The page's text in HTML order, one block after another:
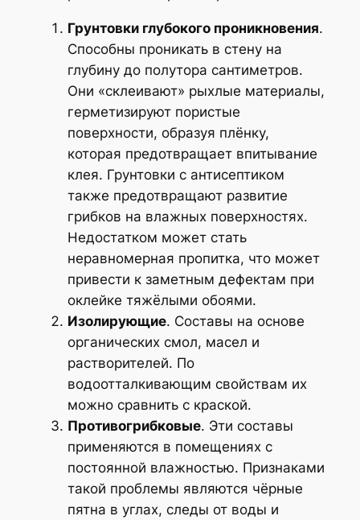
Грунтовки глубокого проникновения.
Способны проникать в стену на
глубину до полутора сантиметров.
Они «склеивают» рыхлые материалы,
герметизируют пористые
поверхности, образуя плёнку,
которая предотвращает впитывание
клея. Грунтовки с антисептиком
также предотвращают развитие
грибков на влажных поверхностях.
Недостатком может стать
неравномерная пропитка, что может
привести к заметным дефектам при
оклейке тяжёлыми обоями.
Изолирующие. Составы на основе
органических смол, масел и
растворителей. По
водоотталкивающим свойствам их
можно сравнить с краской.
Противогрибковые. Эти составы
применяются в помещениях с
постоянной влажностью. Признаками
такой проблемы являются чёрные
пятна в углах, следы от воды и